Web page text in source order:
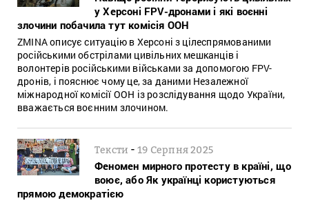
у Херсоні FPV-дронами і які воєнні
злочини побачила тут комісія ООН
ZMINA описує ситуацію в Херсоні з цілеспрямованими
російськими обстрілами цивільних мешканців і
волонтерів російськими військами за допомогою FPV-
дронів, і пояснює чому це, за даними Незалежної
міжнародної комісії ООН із розслідування щодо України,
вважається воєнним злочином.
Тексти -19 Серпня 2025
Феномен мирного протесту в країні, що
воює, або Як українці користуються
прямою демократією